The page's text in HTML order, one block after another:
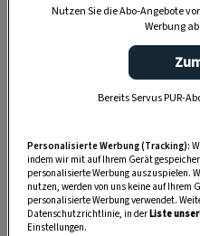
Nutzen Sie die Abo-Angebote
Werbung
Bereits Servus PUR-
Personalisierte Werbung (Tracking):
indem wir mit auf Ihrem Gerät
personalisierte Werbung auszuspielen.
nutzen, werden von uns keine auf Ihrem
personalisierte Werbung verwendet.
Datenschutzrichtlinie, in derListe
Einstellungen.